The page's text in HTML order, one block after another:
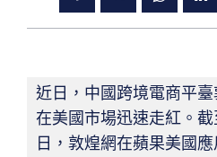
近日，中國跨境電商平臺
在美國市場迅速走紅。
日，敦煌網在蘋果美國